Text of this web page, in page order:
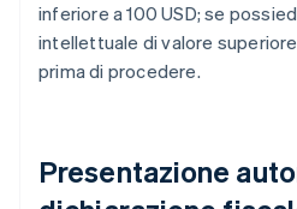
inferiore a 100 USD; se
intellettuale di valore
prima di procedere.
Presentazione